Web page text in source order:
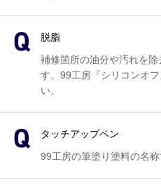
脱脂
補修箇所の油分や汚れを
す。99工房『シリコンオ
い。
タッチアップペン
99工房の筆塗り塗料の名称